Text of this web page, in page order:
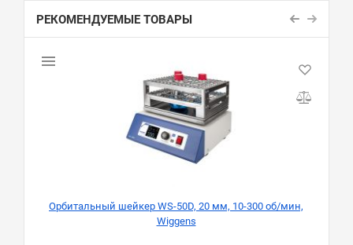
РЕКОМЕНДУЕМЫЕ ТОВАРЫ
Орбитальный шейкер WS-50D, 20 мм, 10-300 об/мин,
Wiggens